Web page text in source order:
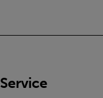
Service